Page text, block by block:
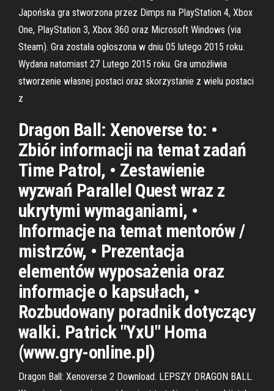
Japońska gra stworzona przez Dimps na PlayStation 4, Xbox
One, PlayStation 3, Xbox 360 oraz Microsoft Windows (via
Steam). Gra została ogłoszona w dniu 05 lutego 2015 roku.
Wydana natomiast 27 Lutego 2015 roku. Gra umożliwia
stworzenie własnej postaci oraz skorzystanie z wielu postaci
z
Dragon Ball: Xenoverse to: •
Zbiór informacji na temat zadań
Time Patrol, • Zestawienie
wyzwań Parallel Quest wraz z
ukrytymi wymaganiami, •
Informacje na temat mentorów /
mistrzów, • Prezentacja
elementów wyposażenia oraz
informacje o kapsułach, •
Rozbudowany poradnik dotyczący
walki. Patrick "YxU" Homa
(www.gry-online.pl)
Dragon Ball: Xenoverse 2 Download. LEPSZY DRAGON BALL.